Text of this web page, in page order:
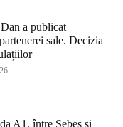
a publicat
sale. Decizia
A1, între Sebeș și